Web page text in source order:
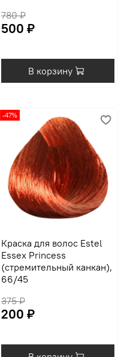
780 ₽
500 ₽
В корзину
-47%
Краска для волос Estel
Essex Princess
(стремительный канкан),
66/45
375 ₽
200 ₽